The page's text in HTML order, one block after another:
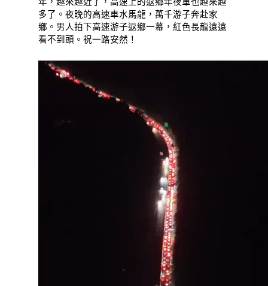
多了。夜晚的高速車水馬龍，萬千游子奔赴家
鄉。男人拍下高速游子返鄉一幕，紅色長龍遠遠
看不到頭。祝一路安然！